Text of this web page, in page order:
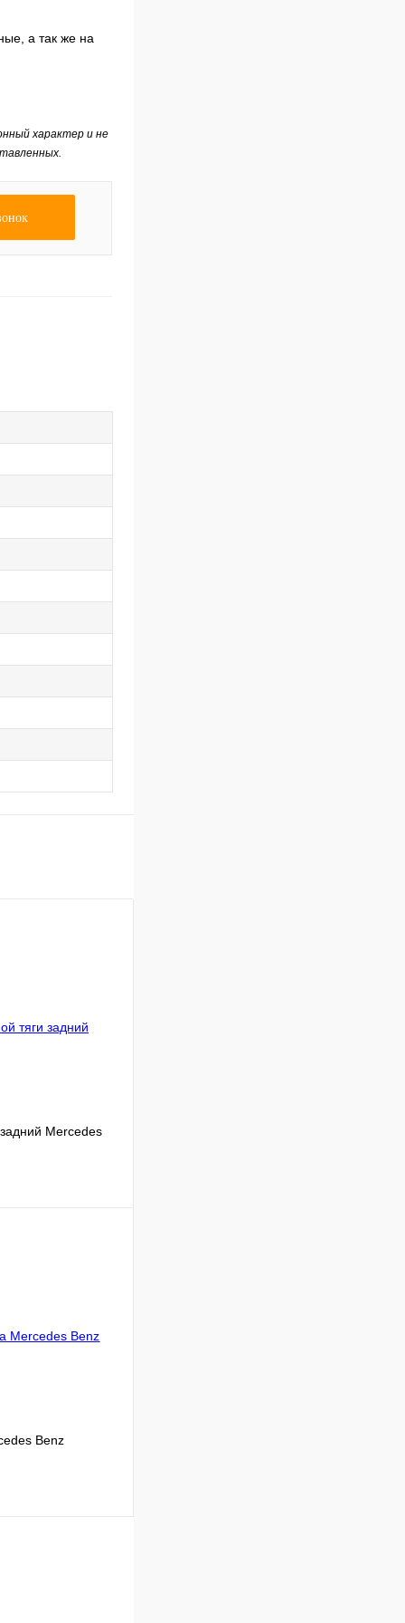
а так же на
характер и не
Mercedes
Benz